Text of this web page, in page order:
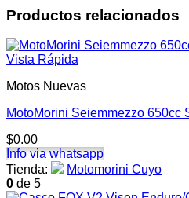
Productos relacionados
Vista Rápida
Motos Nuevas
MotoMorini Seiemmezzo 650cc
$0.00
Info via whatsapp
Tienda:
Motomorini Cuyo
0 de 5